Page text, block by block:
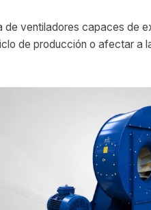
de ventiladores capaces de
de producción o afectar a